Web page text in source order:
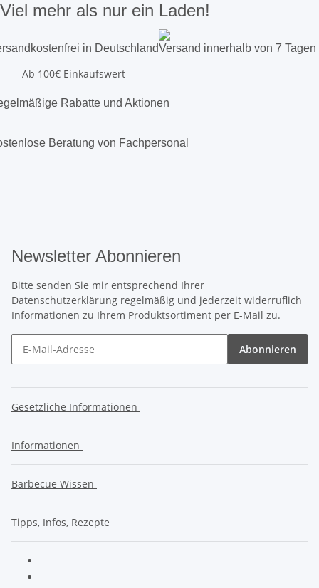
Viel mehr als nur ein Laden!
in Deutschland
Ab 100€ Einkaufswert
Versand innerhalb von 7 Tagen
Rabatte und Aktionen
Beratung von Fachpersonal
Newsletter Abonnieren
Bitte senden Sie mir entsprechend Ihrer
Datenschutzerklärung regelmäßig und jederzeit widerruflich
Informationen zu Ihrem Produktsortiment per E-Mail zu.
Abonnieren
Gesetzliche Informationen
Informationen
Barbecue Wissen
Tipps, Infos, Rezepte